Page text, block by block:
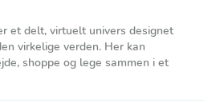
et delt, virtuelt univers designet
virkelige verden. Her kan
shoppe og lege sammen i et